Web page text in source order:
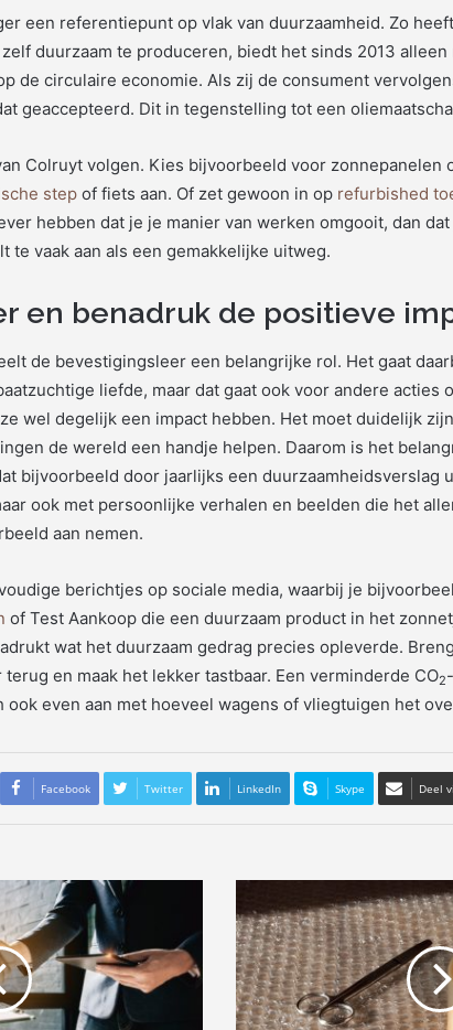
een referentiepunt op vlak van duurzaamheid. Zo
duurzaam te produceren, biedt het sinds 2013
de circulaire economie. Als zij de consument
geaccepteerd. Dit in tegenstelling tot een
Colruyt volgen. Kies bijvoorbeeld voor zonnepanelen
step of fiets aan. Of zet gewoon in op refurbished
hebben dat je je manier van werken omgooit, dan
te vaak aan als een gemakkelijke uitweg.
en benadruk de positieve
de bevestigingsleer een belangrijke rol. Het gaat
liefde, maar dat gaat ook voor andere acties
wel degelijk een impact hebben. Het moet duidelijk
de wereld een handje helpen. Daarom is het
bijvoorbeeld door jaarlijks een duurzaamheidsverslag
ook met persoonlijke verhalen en beelden die het
aan nemen.
berichtjes op sociale media, waarbij je
of Test Aankoop die een duurzaam product in het
wat het duurzaam gedrag precies opleverde.
en maak het lekker tastbaar. Een verminderde CO2
ook even aan met hoeveel wagens of vliegtuigen het
Facebook Twitter LinkedIn Skype Deel